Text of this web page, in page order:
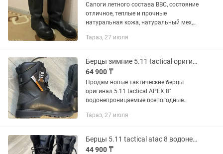
Сапоги летного состава ВВС, состояние
отличное, теплые и прочные
натуральная кожа, натуральный мех,
вместительное и регулируется по
Тараз, 27 июля
Берцы зимние 5.11 tactical оригинал Apex разм. 44-44.5
64 900 ₸
Продам новые тактические берцы
оригинал 5.11 tactical APEX 8"
водонепроницаемые всепогодные
скрытым карманом для ношения (для
Тараз, 27 июля
Берцы 5.11 tactical atac 8 водонепроницаемые 44 размер
44 900 ₸